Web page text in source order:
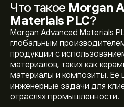
Что такое Morgan
Materials PLC?
Morgan Advanced Materials
глобальным
продукции с
материалов, таких как
материалы и композиты.
инженерные задачи для
отраслях промышленности.